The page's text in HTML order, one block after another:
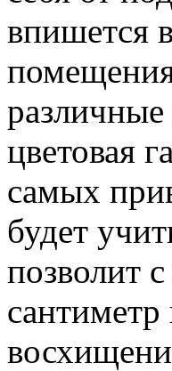
впишется
цветовая
самых
будет
позволит